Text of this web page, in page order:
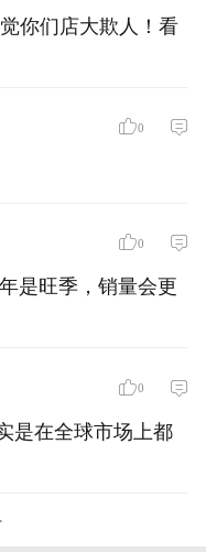
你们店大欺人！看
0
0
是旺季，销量会更
0
是在全球市场上都